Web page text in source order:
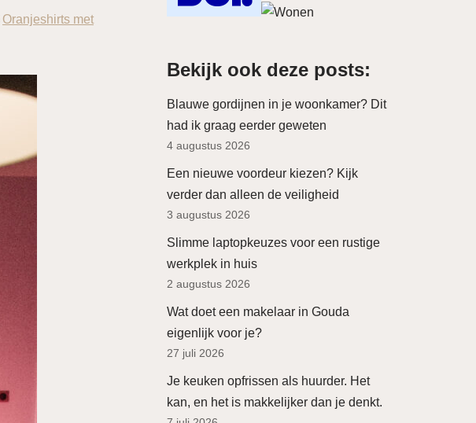
Oranjeshirts met
Bekijk ook deze posts:
Blauwe gordijnen in je woonkamer? Dit
had ik graag eerder geweten
4 augustus 2026
Een nieuwe voordeur kiezen? Kijk
verder dan alleen de veiligheid
3 augustus 2026
Slimme laptopkeuzes voor een rustige
werkplek in huis
2 augustus 2026
Wat doet een makelaar in Gouda
eigenlijk voor je?
27 juli 2026
Je keuken opfrissen als huurder. Het
kan, en het is makkelijker dan je denkt.